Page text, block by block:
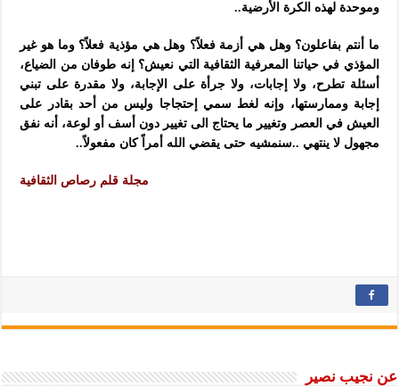
وموحدة لهذه الكرة الأرضية..
ما أنتم بفاعلون؟ وهل هي أزمة فعلاً؟ وهل هي مؤذية فعلاً؟ وما هو غير
المؤذي في حياتنا المعرفية الثقافية التي نعيش؟ إنه طوفان من الضياع،
أسئلة تطرح، ولا إجابات، ولا جرأة على الإجابة، ولا مقدرة على تبني
إجابة وممارستها، وإنه لغط سمي إحتجاجا وليس من أحد بقادر على
العيش في العصر وتغيير ما يحتاج الى تغيير دون أسف أو لوعة، أنه نفق
مجهول لا ينتهي ..سنمشيه حتى يقضي الله أمراً كان مفعولاً..
مجلة قلم رصاص الثقافية
عن نجيب نصير